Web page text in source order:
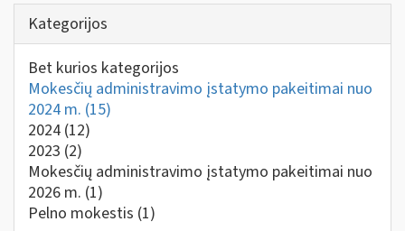
Kategorijos
Bet kurios kategorijos
Mokesčių administravimo įstatymo pakeitimai nuo
2024 m. (15)
2024 (12)
2023 (2)
Mokesčių administravimo įstatymo pakeitimai nuo
2026 m. (1)
Pelno mokestis (1)